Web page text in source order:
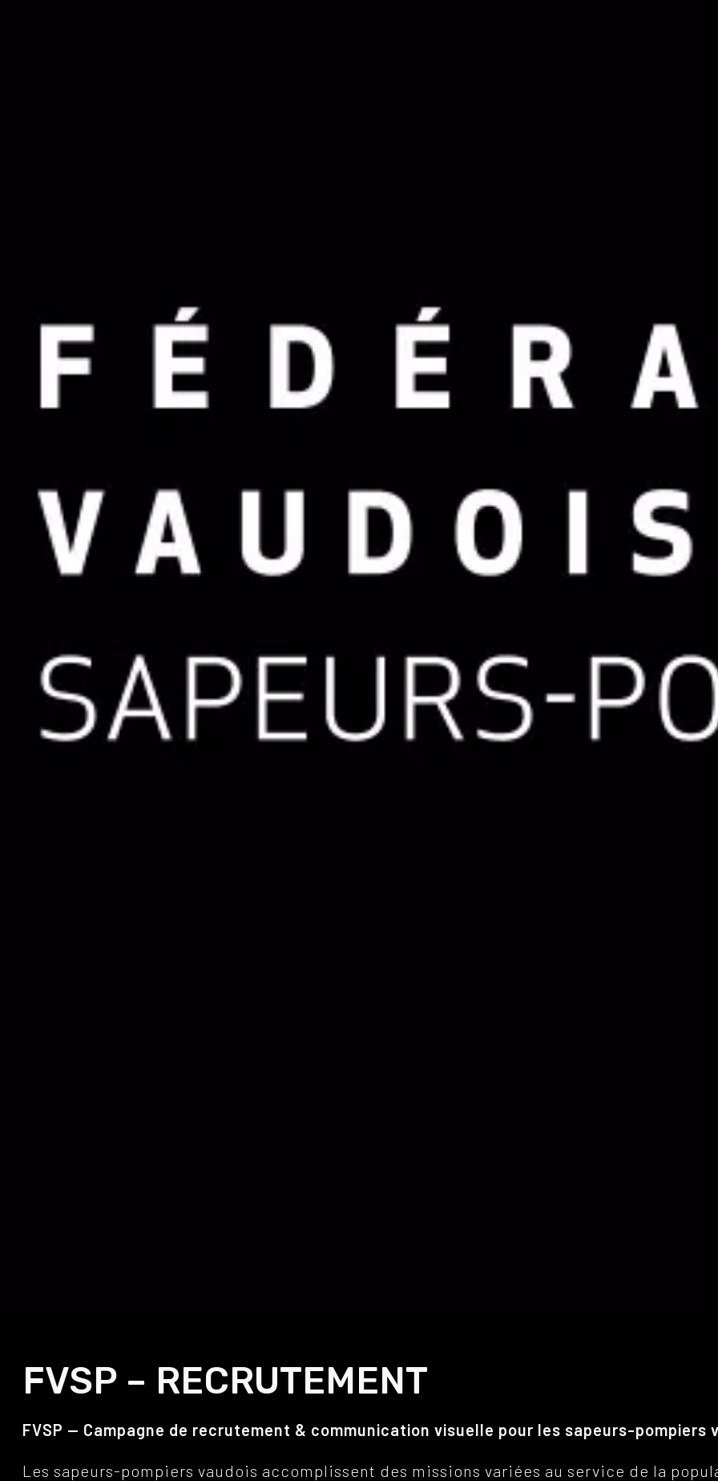
FVSP – RECRUTEMENT
FVSP — Campagne de recrutement & communication visuelle pour les sapeurs-pompiers
Les sapeurs-pompiers vaudois accomplissent des missions variées au service de la